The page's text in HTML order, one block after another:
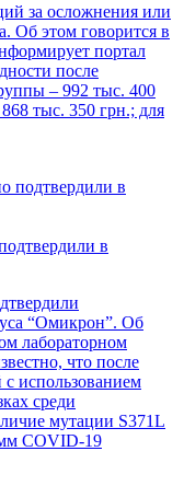
за осложнения или
Об этом говорится в
портал
после
– 992 тыс. 400
тыс. 350 грн.; для
в
“Омикрон”. Об
лабораторном
что после
использованием
среди
мутации S371L
COVID-19